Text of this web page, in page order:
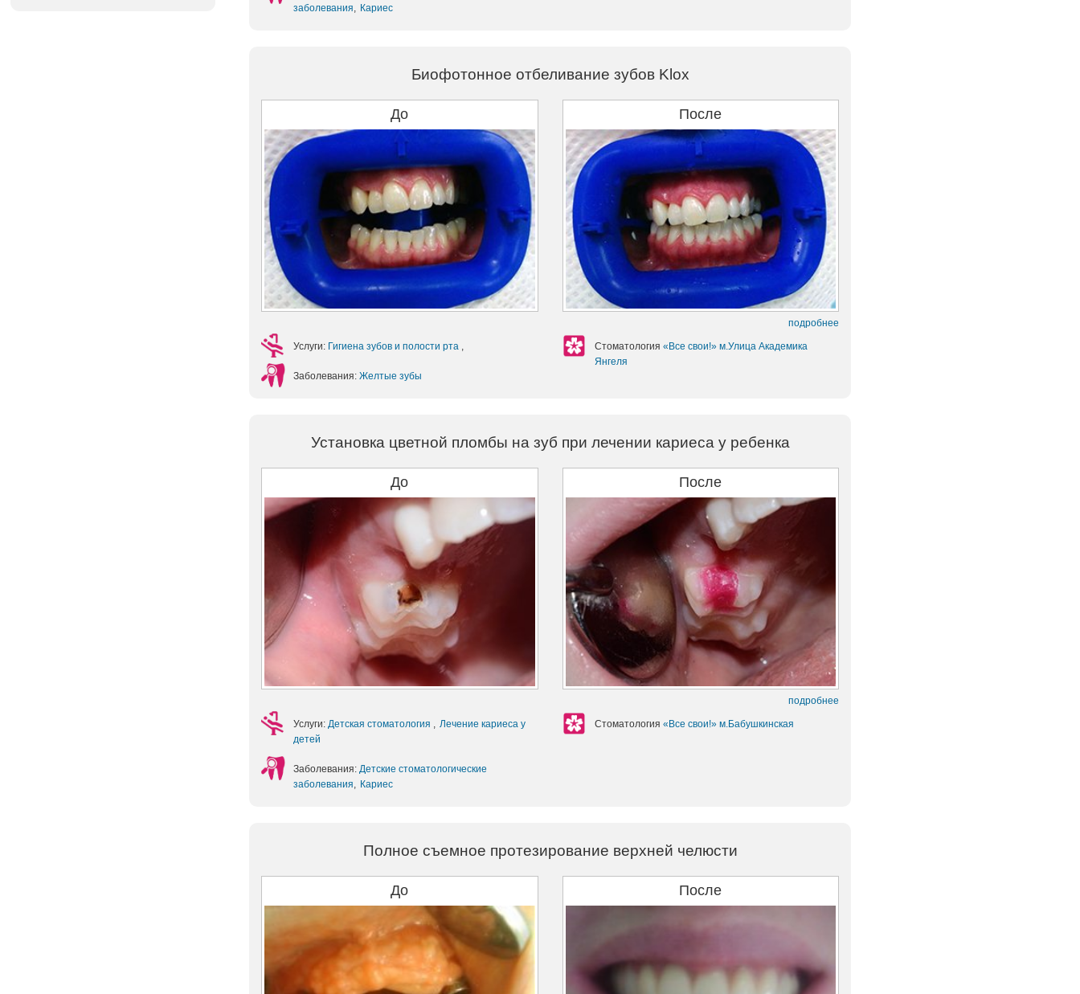
заболевания, Кариес
Биофотонное отбеливание зубов Klox
До После
подробнее
Услуги: Гигиена зубов и полости рта ,
Заболевания: Желтые зубы
Стоматология «Все свои!» м.Улица Академика
Янгеля
Установка цветной пломбы на зуб при лечении кариеса у ребенка
До После
подробнее
Услуги: Детская стоматология , Лечение кариеса у
детей
Заболевания: Детские стоматологические
заболевания, Кариес
Стоматология «Все свои!» м.Бабушкинская
Полное съемное протезирование верхней челюсти
До После